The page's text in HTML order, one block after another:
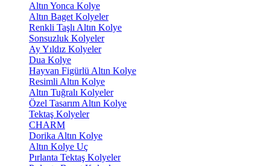
Altın Yonca Kolye
Altın Baget Kolyeler
Renkli Taşlı Altın Kolye
Sonsuzluk Kolyeler
Ay Yıldız Kolyeler
Dua Kolye
Hayvan Figürlü Altın Kolye
Resimli Altın Kolye
Altın Tuğralı Kolyeler
Özel Tasarım Altın Kolye
Tektaş Kolyeler
CHARM
Dorika Altın Kolye
Altın Kolye Uç
Pırlanta Tektaş Kolyeler